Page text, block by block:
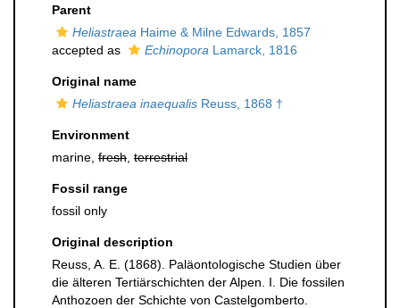
Parent
Heliastraea Haime & Milne Edwards, 1857
accepted as
Echinopora Lamarck, 1816
Original name
Heliastraea inaequalis Reuss, 1868 †
Environment
marine, fresh terrestrial
Fossil range
fossil only
Original description
Reuss, A. E. (1868). Paläontologische Studien über
die älteren Tertiärschichten der Alpen. I. Die fossilen
Anthozoen der Schichte von Castelgomberto.